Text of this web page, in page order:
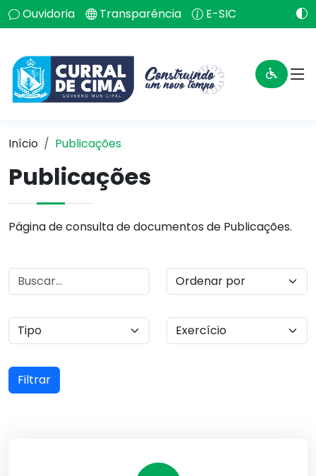
Ouvidoria Transparência E-SIC
Início Publicações
Publicações
Página de consulta de documentos de Publicações.
Filtrar